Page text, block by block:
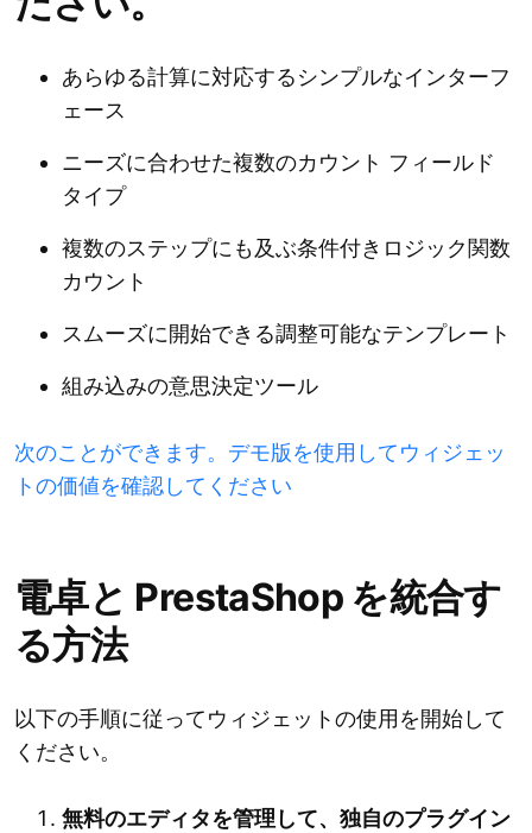
あらゆる計算に対応するシンプルなインターフ
ェース
ニーズに合わせた複数のカウント フィールド
タイプ
複数のステップにも及ぶ条件付きロジック関数
カウント
スムーズに開始できる調整可能なテンプレート
組み込みの意思決定ツール
次のことができます。デモ版を使用してウィジェッ
トの価値を確認してください
電卓と PrestaShop を統合す
る方法
以下の手順に従ってウィジェットの使用を開始して
ください。
無料のエディタを管理して、独自のプラグイン